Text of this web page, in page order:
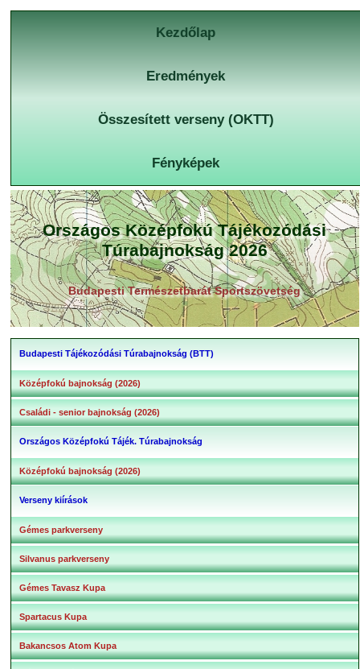
Kezdőlap
Eredmények
Összesített verseny (OKTT)
Fényképek
Országos Középfokú Tájékozódási
Túrabajnokság 2026
Budapesti Természetbarát Sportszövetség
Budapesti Tájékozódási Túrabajnokság (BTT)
Középfokú bajnokság (2026)
Családi - senior bajnokság (2026)
Országos Középfokú Tájék. Túrabajnokság
Középfokú bajnokság (2026)
Verseny kiírások
Gémes parkverseny
Silvanus parkverseny
Gémes Tavasz Kupa
Spartacus Kupa
Bakancsos Atom Kupa